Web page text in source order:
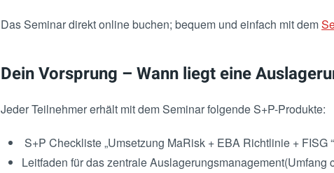
Das Seminar direkt online buchen; bequem und einfach mit dem
Dein Vorsprung – Wann liegt eine
Jeder Teilnehmer erhält mit dem Seminar folgende S+P-Produkte:
S+P Checkliste „Umsetzung MaRisk + EBA Richtlinie + FISG “
Leitfaden für das zentrale Auslagerungsmanagement(Umfang